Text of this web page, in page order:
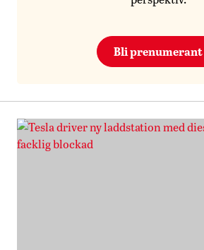
Bli prenumerant